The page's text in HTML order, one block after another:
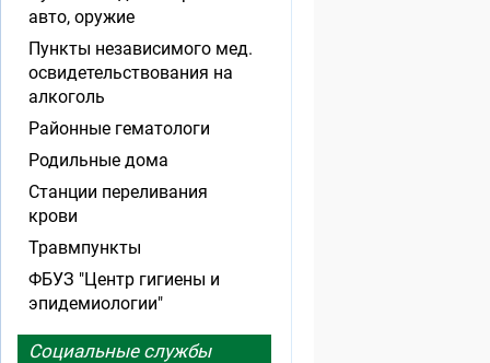
авто, оружие
Пункты независимого мед.
освидетельствования на
алкоголь
Районные гематологи
Родильные дома
Станции переливания
крови
Травмпункты
ФБУЗ "Центр гигиены и
эпидемиологии"
Социальные службы